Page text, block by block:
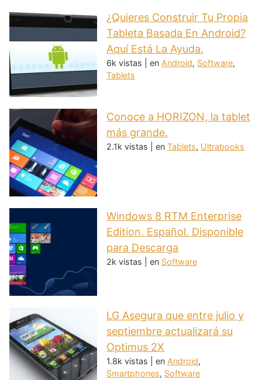
¿Quieres Construir Tu Propia
Tableta Basada En Android?
Aquí Está La Ayuda.
6k vistas en Android, Software,
Tablets
Conoce a HORIZON, la tablet
más grande.
2.1k vistas en Tablets, Ultrabooks
Windows 8 RTM Enterprise
Edition. Español. Disponible
para Descarga
2k vistas en Software
LG Asegura que entre julio y
septiembre actualizará su
Optimus 2X
1.8k vistas en Android,
Smartphones, Software